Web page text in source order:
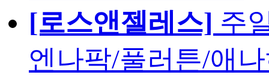
[로스앤젤레스] 주
엔나팍/풀러튼/애